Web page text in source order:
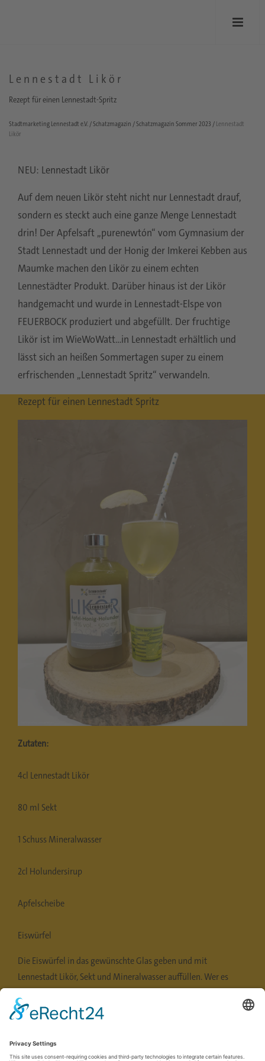
Lennestadt Likör
Rezept für einen Lennestadt-Spritz
Stadtmarketing Lennestadt e.V. /Schatzmagazin /Schatzmagazin Sommer 2023 / Lennestadt
Likör
NEU: Lennestadt Likör
Auf dem neuen Likör steht nicht nur Lennestadt drauf,
sondern es steckt auch eine ganze Menge Lennestadt
drin! Der Apfelsaft „purenewtón“ vom Gymnasium der
Stadt Lennestadt und der Honig der Imkerei Kebben aus
Maumke machen den Likör zu einem echten
Lennestädter Produkt. Darüber hinaus ist der Likör
handgemacht und wurde in Lennestadt-Elspe von
FEUERBOCK produziert und abgefüllt. Der fruchtige
Likör ist im WieWoWatt…in Lennestadt erhältlich und
lässt sich an heißen Sommertagen super zu einem
erfrischenden „Lennestadt Spritz“ verwandeln.
Rezept für einen Lennestadt Spritz
Zutaten:
4cl Lennestadt Likör
80 ml Sekt
1 Schuss Mineralwasser
2cl Holundersirup
Apfelscheibe
Eiswürfel
Die Eiswürfel in das gewünschte Glas geben und mit
Lennestadt Likör, Sekt und Mineralwasser auffüllen. Wer es
Abschließend mit einer Apfelscheibe das Glas dekorieren und